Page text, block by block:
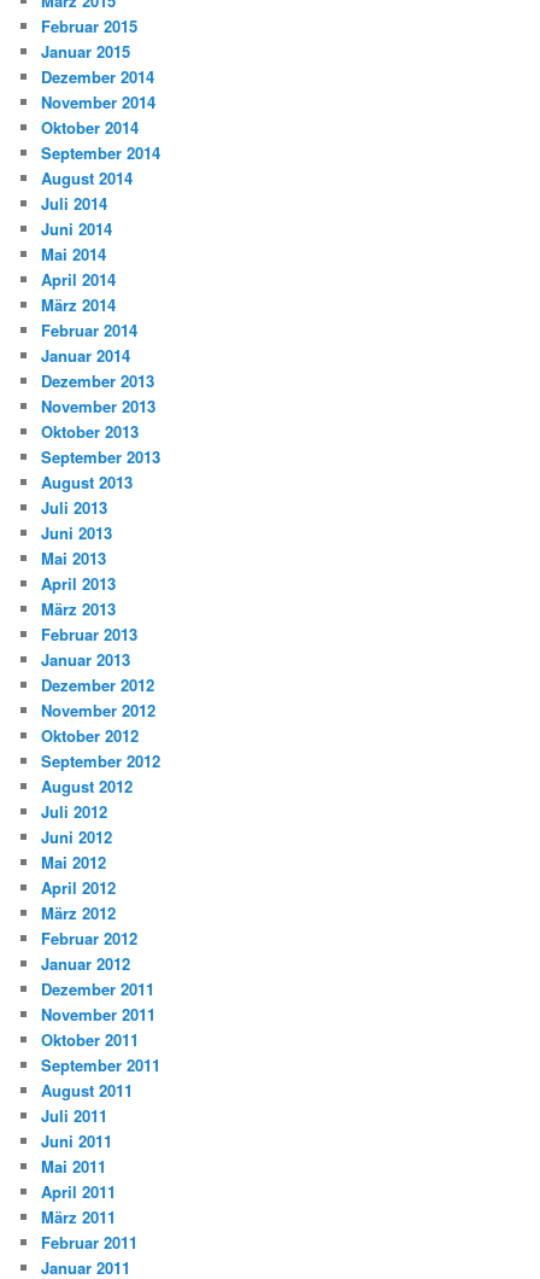
Februar 2015
Januar 2015
Dezember 2014
November 2014
Oktober 2014
September 2014
August 2014
Juli 2014
Juni 2014
Mai 2014
April 2014
März 2014
Februar 2014
Januar 2014
Dezember 2013
November 2013
Oktober 2013
September 2013
August 2013
Juli 2013
Juni 2013
Mai 2013
April 2013
März 2013
Februar 2013
Januar 2013
Dezember 2012
November 2012
Oktober 2012
September 2012
August 2012
Juli 2012
Juni 2012
Mai 2012
April 2012
März 2012
Februar 2012
Januar 2012
Dezember 2011
November 2011
Oktober 2011
September 2011
August 2011
Juli 2011
Juni 2011
Mai 2011
April 2011
März 2011
Februar 2011
Januar 2011